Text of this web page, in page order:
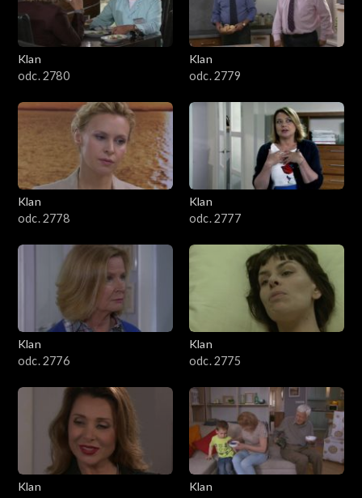
1001–1100
901–1000
801–900
701–800
601–700
501–600
401–500
301–400
201–300
101–200
1–100
Klan
odc. 2780
Klan
odc. 2779
Klan
odc. 2778
Klan
odc. 2777
Klan
odc. 2776
Klan
odc. 2775
Klan
Klan